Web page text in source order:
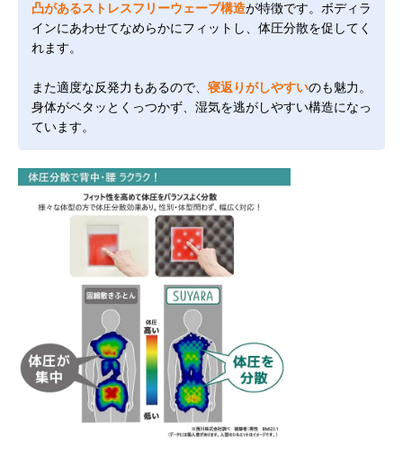
凸があるストレスフリーウェーブ構造が特徴です。ボディラ
インにあわせてなめらかにフィットし、体圧分散を促してく
れます。
また適度な反発力もあるので、 寝返りがしやすいのも魅力。
身体がベタッとくっつかず、湿気を逃がしやすい構造になっ
ています。